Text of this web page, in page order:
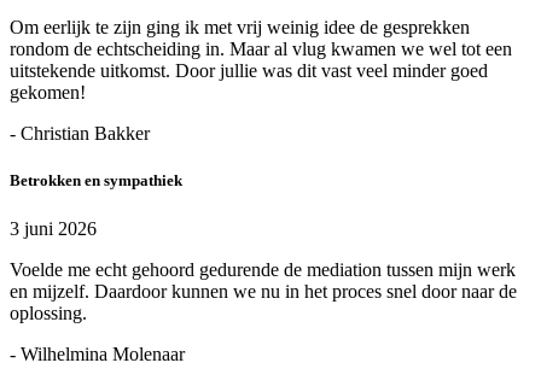
Om eerlijk te zijn ging ik met vrij weinig idee de gesprekken
rondom de echtscheiding in. Maar al vlug kwamen we wel tot een
uitstekende uitkomst. Door jullie was dit vast veel minder goed
gekomen!
- Christian Bakker
Betrokken en sympathiek
3 juni 2026
Voelde me echt gehoord gedurende de mediation tussen mijn werk
en mijzelf. Daardoor kunnen we nu in het proces snel door naar de
oplossing.
- Wilhelmina Molenaar